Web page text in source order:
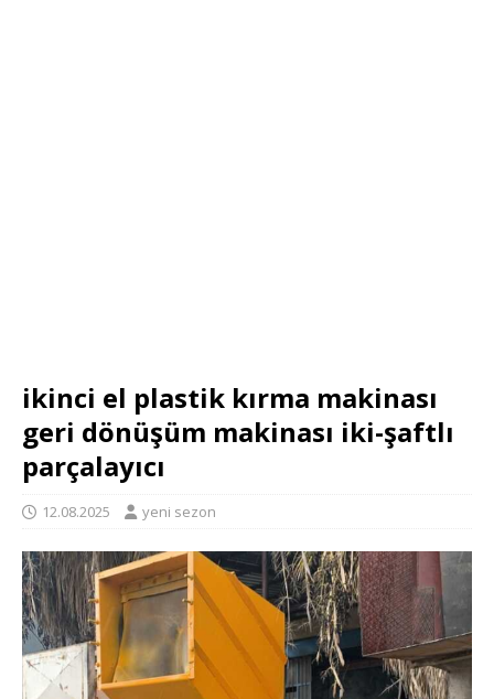
ikinci el plastik kırma makinası
geri dönüşüm makinası iki-şaftlı
parçalayıcı
12.08.2025 yeni sezon